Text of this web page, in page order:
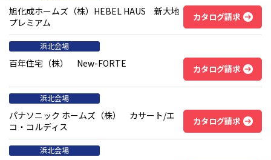
旭化成ホームズ（株）HEBEL HAUS 新大地
プレミアム
カタログ請求
浜北会場
百年住宅（株） New-FORTE カタログ請求
浜北会場
パナソニック ホームズ（株） カサート/エ
コ・コルディス
カタログ請求
浜北会場